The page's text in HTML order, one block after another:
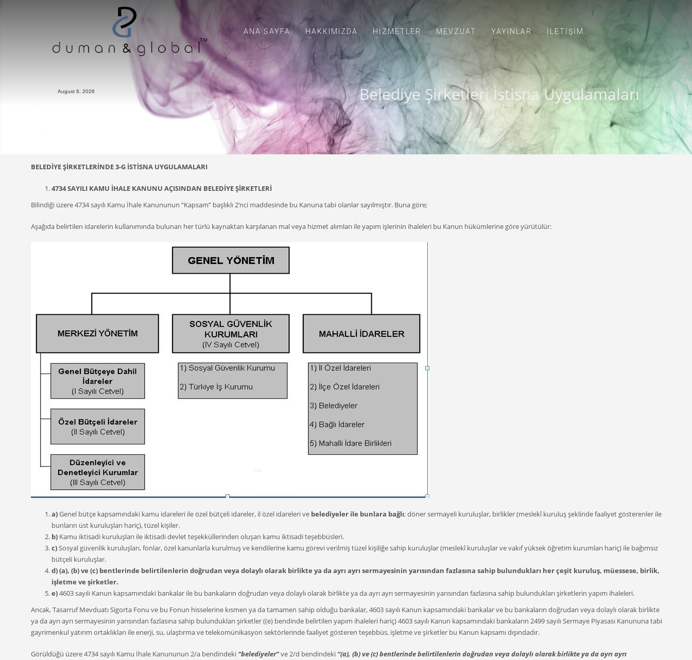
ANA SAYFA HAKKIMIZDA HİZMETLER MEVZUAT YAYINLAR İLETİŞİM
August 6, 2026 Belediye Şirketleri İstisna Uygulamaları
BELEDİYE ŞİRKETLERİNDE 3-G İSTİSNA UYGULAMALARI
4734 SAYILI KAMU İHALE KANUNU AÇISINDAN BELEDİYE ŞİRKETLERİ
Bilindiği üzere 4734 sayılı Kamu İhale Kanununun “Kapsam” başlıklı 2’nci maddesinde bu Kanuna tabi olanlar sayılmıştır. Buna göre;
Aşağıda belirtilen idarelerin kullanımında bulunan her türlü kaynaktan karşılanan mal veya hizmet alımları ile yapım işlerinin ihaleleri bu Kanun hükümlerine göre yürütülür:
a)Genel bütçe kapsamındaki kamu idareleri ile özel bütçeli idareler, il özel idareleri ve belediyeler ile bunlara bağlı; döner sermayeli kuruluşlar, birlikler (meslekî kuruluş şeklinde faaliyet gösterenler ile
bunların üst kuruluşları hariç), tüzel kişiler.
b) Kamu iktisadi kuruluşları ile iktisadi devlet teşekküllerinden oluşan kamu iktisadi teşebbüsleri.
c)Sosyal güvenlik kuruluşları, fonlar, özel kanunlarla kurulmuş ve kendilerine kamu görevi verilmiş tüzel kişiliğe sahip kuruluşlar (meslekî kuruluşlar ve vakıf yüksek öğretim kurumları hariç) ile bağımsız
bütçeli kuruluşlar.
d)(a), (b) ve (c) bentlerinde belirtilenlerin doğrudan veya dolaylı olarak birlikte ya da ayrı ayrı sermayesinin yarısından fazlasına sahip bulundukları her çeşit kuruluş, müessese, birlik,
işletme ve şirketler.
e)4603 sayılı Kanun kapsamındaki bankalar ile bu bankaların doğrudan veya dolaylı olarak birlikte ya da ayrı ayrı sermayesinin yarısından fazlasına sahip bulundukları şirketlerin yapım ihaleleri.
Ancak, Tasarruf Mevduatı Sigorta Fonu ve bu Fonun hisselerine kısmen ya da tamamen sahip olduğu bankalar, 4603 sayılı Kanun kapsamındaki bankalar ve bu bankaların doğrudan veya dolaylı olarak birlikte
ya da ayrı ayrı sermayesinin yarısından fazlasına sahip bulundukları şirketler ((e) bendinde belirtilen yapım ihaleleri hariç) 4603 sayılı Kanun kapsamındaki bankaların 2499 sayılı Sermaye Piyasası Kanununa tabi
gayrimenkul yatırım ortaklıkları ile enerji, su, ulaştırma ve telekomünikasyon sektörlerinde faaliyet gösteren teşebbüs, işletme ve şirketler bu Kanun kapsamı dışındadır.
Görüldüğü üzere 4734 sayılı Kamu İhale Kanununun 2/a bendindeki “belediyeler”ve 2/d bendindeki “(a), (b) ve (c) bentlerinde belirtilenlerin doğrudan veya dolaylı olarak birlikte ya da ayrı ayrı